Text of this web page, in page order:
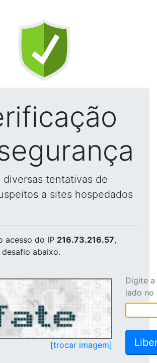
diversas tentativas de
a sites hospedados
acesso do IP 216.73.216.57,
abaixo.
[trocar imagem]
Digite
lado no